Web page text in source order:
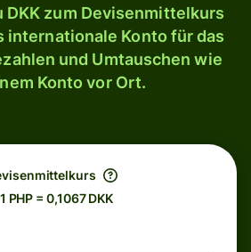
DKK zum Devisenmittelkurs
internationale Konto für das
und Umtauschen wie
Konto vor Ort.
PHP = 0,1067 DKK